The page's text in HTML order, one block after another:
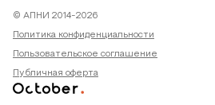
© АПНИ 2014-2026
Политика конфиденциальности
Пользовательское соглашение
Публичная оферта